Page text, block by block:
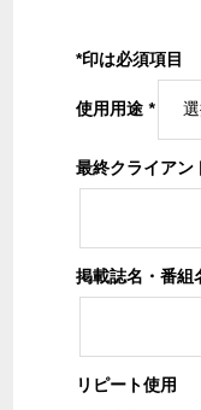
*印は必須項目
使用用途 *
最終クライアン
掲載誌名・番組
リピート使用